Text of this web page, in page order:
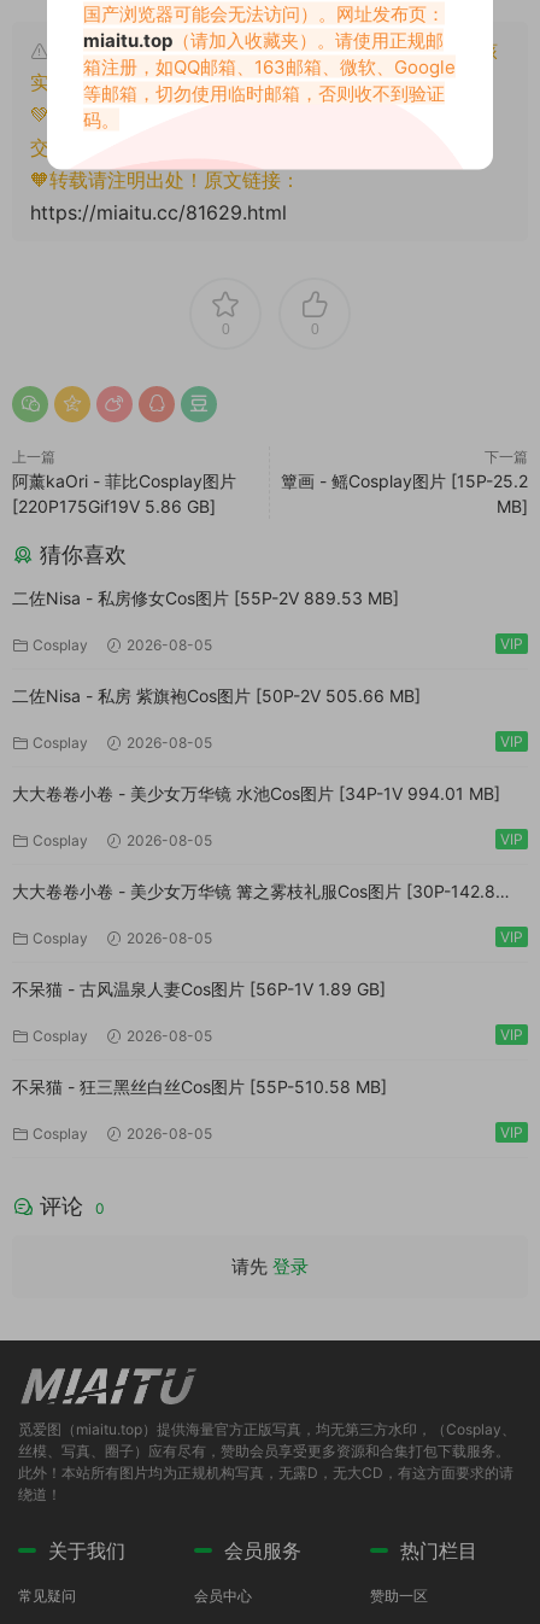
本文资源仅供个人参考学习，请勿批量搬运，一经核
实将封禁账号权限！
💚本文资源均来源网友分享，若侵犯了您的权益可以提
交工单处理。
🧡转载请注明出处！原文链接：
https://miaitu.cc/81629.html
0 0
上一篇
阿薰kaOri - 菲比Cosplay图片
[220P175Gif19V 5.86 GB]
下一篇
簟画 - 鳐Cosplay图片 [15P-25.2
MB]
猜你喜欢
二佐Nisa - 私房修女Cos图片 [55P-2V 889.53 MB]
Cosplay 2026-08-05 VIP
二佐Nisa - 私房 紫旗袍Cos图片 [50P-2V 505.66 MB]
Cosplay 2026-08-05 VIP
大大卷卷小卷 - 美少女万华镜 水池Cos图片 [34P-1V 994.01 MB]
Cosplay 2026-08-05 VIP
大大卷卷小卷 - 美少女万华镜 篝之雾枝礼服Cos图片 [30P-142.8
Cosplay 2026-08-05 VIP
不呆猫 - 古风温泉人妻Cos图片 [56P-1V 1.89 GB]
Cosplay 2026-08-05 VIP
不呆猫 - 狂三黑丝白丝Cos图片 [55P-510.58 MB]
Cosplay 2026-08-05 VIP
评论 0
请先 登录
觅爱图（miaitu.top）提供海量官方正版写真，均无第三方水印，（Cosplay、
丝模、写真、圈子）应有尽有，赞助会员享受更多资源和合集打包下载服务。
此外！本站所有图片均为正规机构写真，无露D，无大CD，有这方面要求的请
绕道！
关于我们
常见疑问
会员服务
会员中心
热门栏目
赞助一区
国产浏览器可能会无法访问）。网址发布页：
miaitu.top （请加入收藏夹）。请使用正规邮
箱注册，如QQ邮箱、163邮箱、微软、Google
等邮箱，切勿使用临时邮箱，否则收不到验证
码。